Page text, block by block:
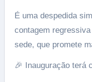
É uma despedida
contagem
sede, que promete
🎉 Inauguração terá